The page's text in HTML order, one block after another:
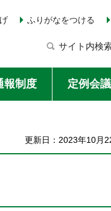
ふりがなをつける
サイト内検
報制度 定例会議
更新日：2023年10月